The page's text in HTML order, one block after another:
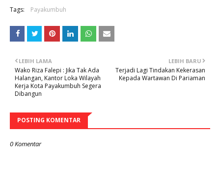
Tags: Payakumbuh
LEBIH BARU
Terjadi Lagi Tindakan Kekerasan
Kepada Wartawan Di Pariaman
LEBIH LAMA
Wako Riza Falepi : Jika Tak Ada
Halangan, Kantor Loka Wilayah
Kerja Kota Payakumbuh Segera
Dibangun
POSTING KOMENTAR
0 Komentar